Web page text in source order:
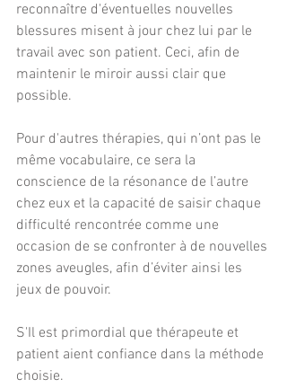
reconnaître d'éventuelles nouvelles
blessures misent à jour chez lui par le
travail avec son patient. Ceci, afin de
maintenir le miroir aussi clair que
possible.
Pour d'autres thérapies, qui n’ont pas le
même vocabulaire, ce sera la
conscience de la résonance de l’autre
chez eux et la capacité de saisir chaque
difficulté rencontrée comme une
occasion de se confronter à de nouvelles
zones aveugles, afin d’éviter ainsi les
jeux de pouvoir.
S'Il est primordial que thérapeute et
patient aient confiance dans la méthode
choisie.